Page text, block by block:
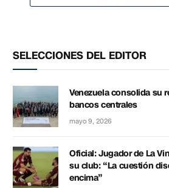
SELECCIONES DEL EDITOR
Venezuela consolida su
bancos centrales
mayo 9, 2026
Oficial: Jugador de La
su club: “La cuestión
encima”